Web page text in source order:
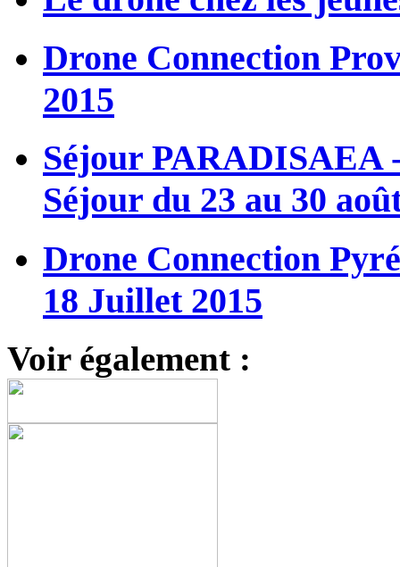
Drone Connection
2015
Séjour PARADISAEA
Séjour du 23 au 30
Drone Connection
18 Juillet 2015
Voir également :